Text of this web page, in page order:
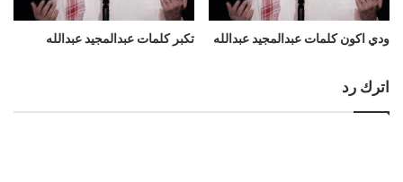
ودي اكون كلمات عبدالمجيد عبدالله تكبر كلمات عبدالمجيد عبدالله
اترك رد